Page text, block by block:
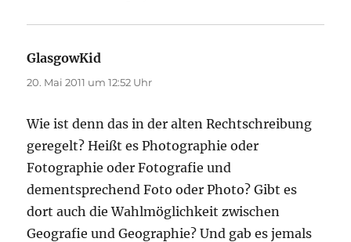
GlasgowKid
20. Mai 2011 um 12:52 Uhr
Wie ist denn das in der alten Rechtschreibung
geregelt? Heißt es Photographie oder
Fotographie oder Fotografie und
dementsprechend Foto oder Photo? Gibt es
dort auch die Wahlmöglichkeit zwischen
Geografie und Geographie? Und gab es jemals